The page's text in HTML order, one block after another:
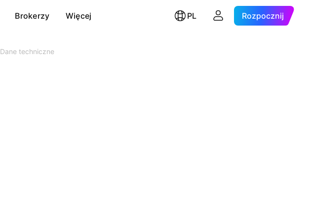
Brokerzy Więcej PL Rozpocznij
Dane techniczne